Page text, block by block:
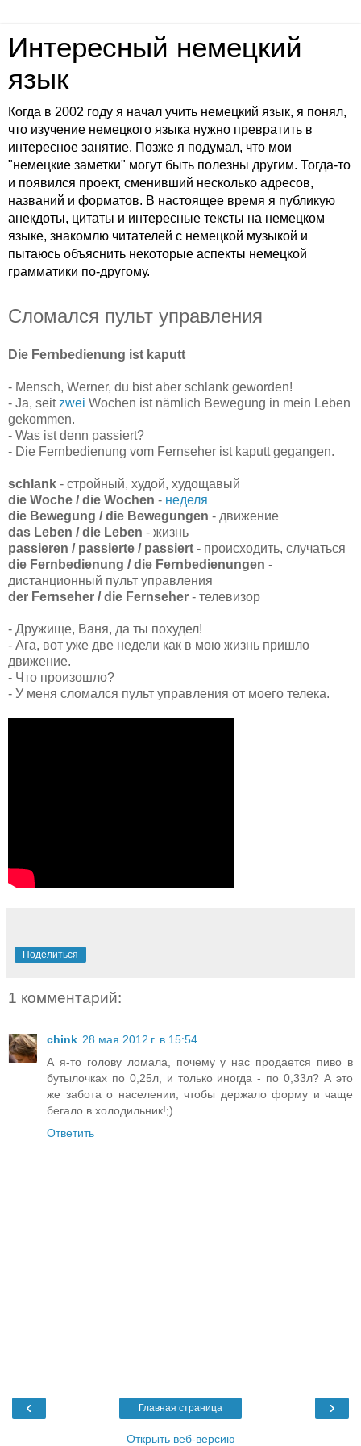
Интересный немецкий
язык
Когда в 2002 году я начал учить немецкий язык, я понял,
что изучение немецкого языка нужно превратить в
интересное занятие. Позже я подумал, что мои
"немецкие заметки" могут быть полезны другим. Тогда-то
и появился проект, сменивший несколько адресов,
названий и форматов. В настоящее время я публикую
анекдоты, цитаты и интересные тексты на немецком
языке, знакомлю читателей с немецкой музыкой и
пытаюсь объяснить некоторые аспекты немецкой
грамматики по-другому.
Сломался пульт управления
Die Fernbedienung ist kaputt
- Mensch, Werner, du bist aber schlank geworden!
- Ja, seitzwei Wochen ist nämlich Bewegung in mein Leben
gekommen.
- Was ist denn passiert?
- Die Fernbedienung vom Fernseher ist kaputt gegangen.
schlank - стройный, худой, худощавый
die Woche / die Wochen - неделя
die Bewegung / die Bewegungen - движение
das Leben / die Leben - жизнь
passieren / passierte / passiert - происходить, случаться
die Fernbedienung / die Fernbedienungen -
дистанционный пульт управления
der Fernseher / die Fernseher - телевизор
- Дружище, Ваня, да ты похудел!
- Ага, вот уже две недели как в мою жизнь пришло
движение.
- Что произошло?
- У меня сломался пульт управления от моего телека.
Поделиться
1 комментарий:
chink 28 мая 2012 г. в 15:54
А я-то голову ломала, почему у нас продается пиво в
бутылочках по 0,25л, и только иногда - по 0,33л? А это
же забота о населении, чтобы держало форму и чаще
бегало в холодильник!;)
Ответить
‹ ›
Главная страница
Открыть веб-версию